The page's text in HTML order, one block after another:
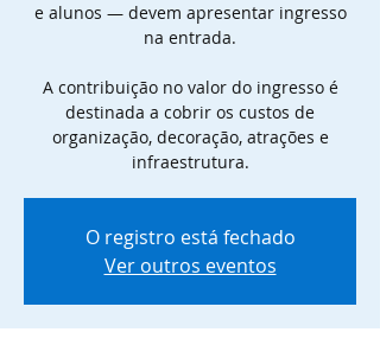
e alunos — devem apresentar ingresso
na entrada.
A contribuição no valor do ingresso é
destinada a cobrir os custos de
organização, decoração, atrações e
infraestrutura.
O registro está fechado
Ver outros eventos